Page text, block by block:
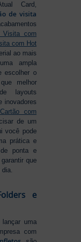
Card,
de visita
Visita com
com Hot
ao mais
ampla
escolher o
que melhor
layouts
inovadores
Cartão com
de um
você pode
prática e
ponta e
que
dia.
e
uma
com